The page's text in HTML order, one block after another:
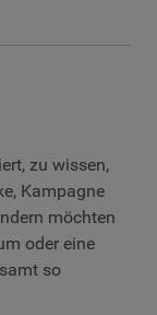
zu wissen,
Kampagne
möchten
oder eine
so